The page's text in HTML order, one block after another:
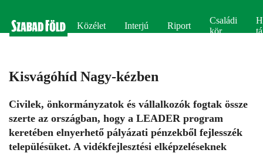
Közélet Interjú Riport
Családi
kör
Kisvágóhíd Nagy-kézben
Civilek, önkormányzatok és vállalkozók fogtak össze
szerte az országban, hogy a LEADER program
keretében elnyerhető pályázati pénzekből fejlesszék
településüket. A vidékfejlesztési elképzeléseknek